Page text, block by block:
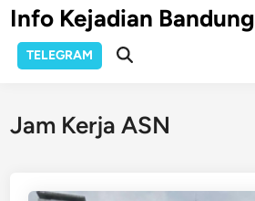
Skip
to
content
Info Kejadian Bandung
TELEGRAM
Open
Jam Kerja ASN